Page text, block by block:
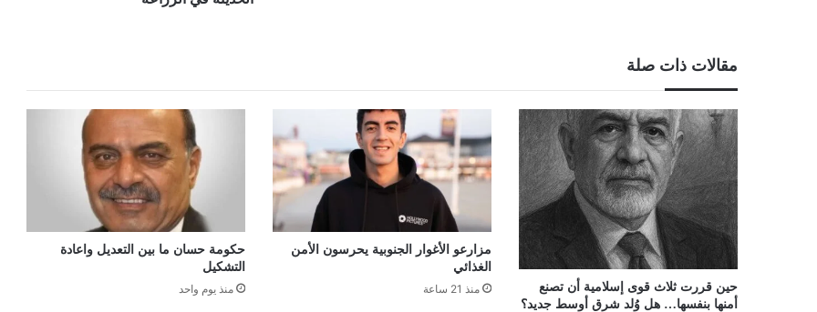
مقالات ذات صلة
حين قررت ثلاث قوى إسلامية أن تصنع
أمنها بنفسها… هل وُلد شرق أوسط جديد؟
مزارعو الأغوار الجنوبية يحرسون الأمن
الغذائي
منذ 21 ساعة
حكومة حسان ما بين التعديل واعادة
التشكيل
منذ يوم واحد